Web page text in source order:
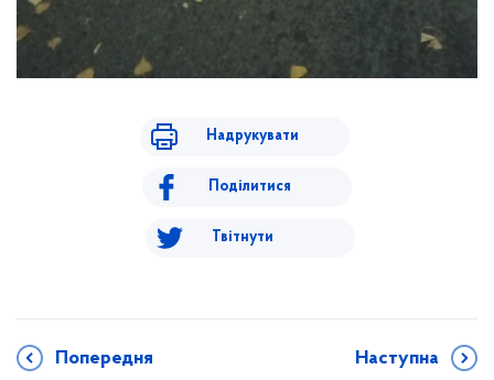
Надрукувати
Поділитися
Твітнути
Попередня Наступна